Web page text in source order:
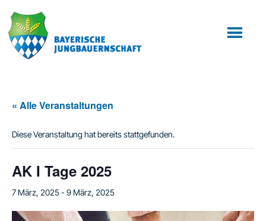
Inhalt
springen
Fußzeile
springen
« Alle Veranstaltungen
Diese Veranstaltung hat bereits stattgefunden.
AK I Tage 2025
7 März, 2025-9 März, 2025